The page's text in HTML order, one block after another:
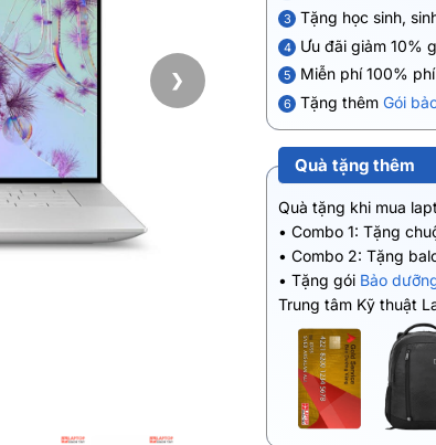
❯
3 Tặng học sinh,
4 Ưu đãi giảm 10%
5 Miễn phí 100%
6 Tặng thêm Gói
Quà tặng thêm
Quà tặng khi mua
• Combo 1: Tặng
• Combo 2: Tặng
• Tặng gói Bảo
Trung tâm Kỹ thuật